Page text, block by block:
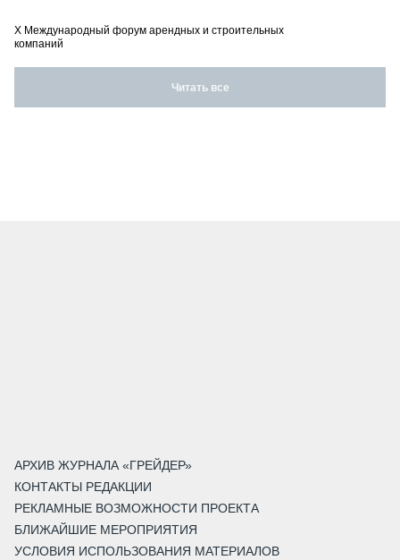
X Международный форум арендных и строительных
компаний
Читать все
АРХИВ ЖУРНАЛА «ГРЕЙДЕР»
КОНТАКТЫ РЕДАКЦИИ
РЕКЛАМНЫЕ ВОЗМОЖНОСТИ ПРОЕКТА
БЛИЖАЙШИЕ МЕРОПРИЯТИЯ
УСЛОВИЯ ИСПОЛЬЗОВАНИЯ МАТЕРИАЛОВ